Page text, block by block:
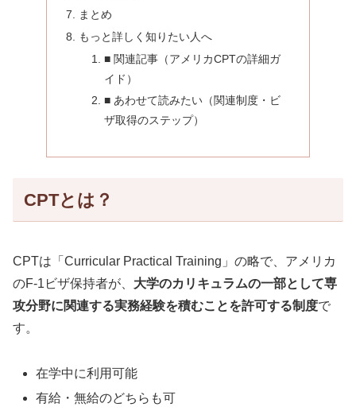
まとめ
もっと詳しく知りたい人へ
■ 関連記事（アメリカCPTの詳細ガ
イド）
■ あわせて読みたい（関連制度・ビ
ザ取得のステップ）
CPTとは？
CPTは「Curricular Practical Training」の略で、アメリカ
のF-1ビザ保持者が、 大学のカリキュラムの一部として専
攻分野に関連する実務経験を積むことを許可する制度で
す。
在学中に利用可能
有給・無給のどちらも可